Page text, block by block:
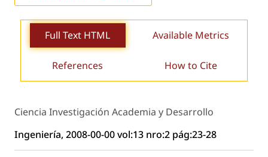
Full Text HTML Available Metrics
References How to Cite
Ciencia Investigación Academia y Desarrollo
Ingeniería, 2008-00-00 vol:13 nro:2 pág:23-28